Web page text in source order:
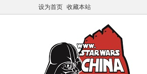
设为首页 收藏本站